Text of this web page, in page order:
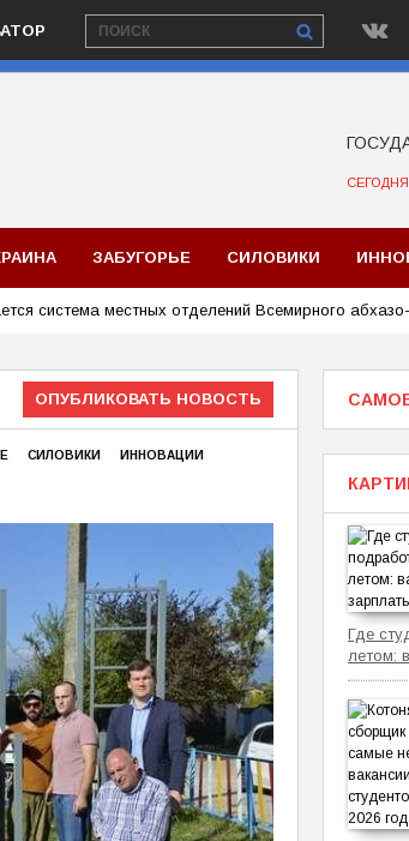
ЗАБУГОРЬЕ СИЛОВИКИ
система местных отделений Всемирного
ОПУБЛИКОВАТЬ НОВОСТЬ
СИЛОВИКИ ИННОВАЦИИ
Где
летом: